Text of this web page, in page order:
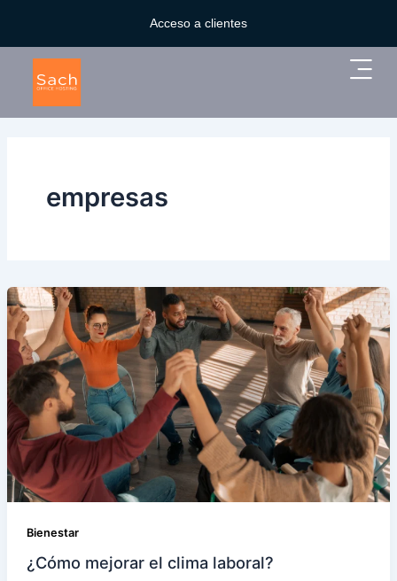
contenido
Acceso a clientes
Main
empresas
Bienestar
¿Cómo mejorar el clima laboral?